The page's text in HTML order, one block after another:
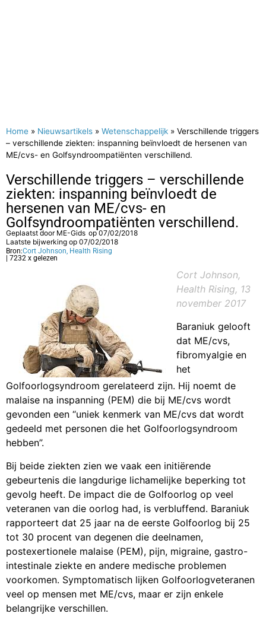
Home » Nieuwsartikels » Wetenschappelijk » Verschillende triggers
– verschillende ziekten: inspanning beïnvloedt de hersenen van
ME/cvs- en Golfsyndroompatiënten verschillend.
Verschillende triggers – verschillende
ziekten: inspanning beïnvloedt de
hersenen van ME/cvs- en
Golfsyndroompatiënten verschillend.
Geplaatst door ME-Gids op 07/02/2018
Laatste bijwerking op 07/02/2018
Bron:Cort Johnson, Health Rising
| 7232 x gelezen
Cort Johnson,
Health Rising, 13
november 2017
Baraniuk gelooft
dat ME/cvs,
fibromyalgie en
het
Golfoorlogsyndroom gerelateerd zijn. Hij noemt de
malaise na inspanning (PEM) die bij ME/cvs wordt
gevonden een “uniek kenmerk van ME/cvs dat wordt
gedeeld met personen die het Golfoorlogsyndroom
hebben”.
Bij beide ziekten zien we vaak een initiërende
gebeurtenis die langdurige lichamelijke beperking tot
gevolg heeft. De impact die de Golfoorlog op veel
veteranen van die oorlog had, is verbluffend. Baraniuk
rapporteert dat 25 jaar na de eerste Golfoorlog bij 25
tot 30 procent van degenen die deelnamen,
postexertionele malaise (PEM), pijn, migraine, gastro-
intestinale ziekte en andere medische problemen
voorkomen. Symptomatisch lijken Golfoorlogveteranen
veel op mensen met ME/cvs, maar er zijn enkele
belangrijke verschillen.